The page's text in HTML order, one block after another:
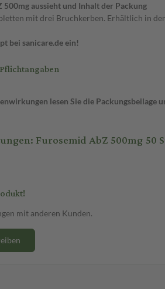
aussieht und Inhalt der Packung
mit drei Bruchkerben. Erhältlich in
bei sanicare.de ein!
lesen Sie die
Furosemid AbZ 500mg 50
mit anderen Kunden.